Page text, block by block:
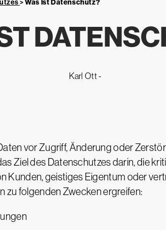
>Was ist Datenschutz?
Karl Ott -
vor Zugriff, Änderung oder
Ziel des Datenschutzes darin, die
Kunden, geistiges Eigentum oder
zu folgenden Zwecken ergreifen: